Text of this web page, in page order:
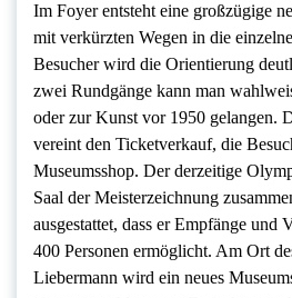
Im Foyer entsteht eine großzügige
mit verkürzten Wegen in die
Besucher wird die Orientierung
zwei Rundgänge kann man
oder zur Kunst vor 1950 gelangen.
vereint den Ticketverkauf, die
Museumsshop. Der derzeitige
Saal der Meisterzeichnung
ausgestattet, dass er Empfänge und
400 Personen ermöglicht. Am Ort
Liebermann wird ein neues